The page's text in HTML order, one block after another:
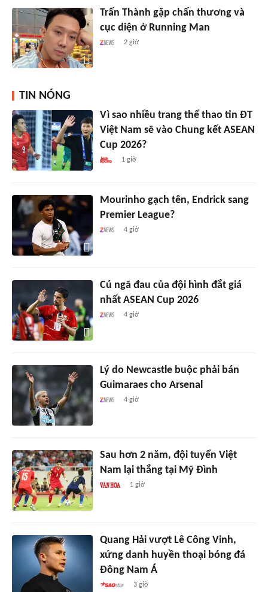
Trấn Thành gặp chấn thương và
cục diện ở Running Man
2 giờ
TIN NÓNG
Vì sao nhiều trang thể thao tin ĐT
Việt Nam sẽ vào Chung kết ASEAN
Cup 2026?
1 giờ
Mourinho gạch tên, Endrick sang
Premier League?
4 giờ
Cú ngã đau của đội hình đắt giá
nhất ASEAN Cup 2026
4 giờ
Lý do Newcastle buộc phải bán
Guimaraes cho Arsenal
4 giờ
Sau hơn 2 năm, đội tuyển Việt
Nam lại thắng tại Mỹ Đình
1 giờ
Quang Hải vượt Lê Công Vinh,
xứng danh huyền thoại bóng đá
Đông Nam Á
3 giờ